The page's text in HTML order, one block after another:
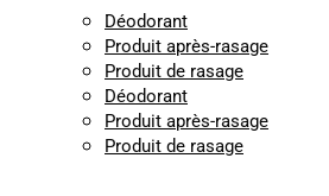
Déodorant
Produit après-rasage
Produit de rasage
Déodorant
Produit après-rasage
Produit de rasage